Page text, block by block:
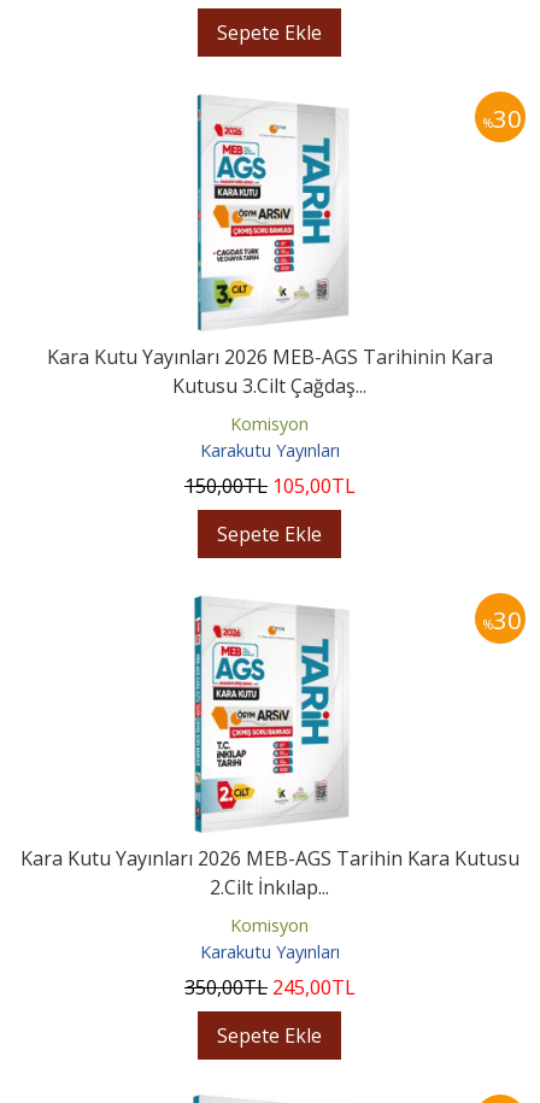
Sepete Ekle
%30
Kara Kutu Yayınları 2026 MEB-AGS Tarihinin Kara
Kutusu 3.Cilt Çağdaş...
Komisyon
Karakutu Yayınları
150,00TL 105,00TL
Sepete Ekle
%30
Kara Kutu Yayınları 2026 MEB-AGS Tarihin Kara Kutusu
2.Cilt İnkılap...
Komisyon
Karakutu Yayınları
350,00TL 245,00TL
Sepete Ekle